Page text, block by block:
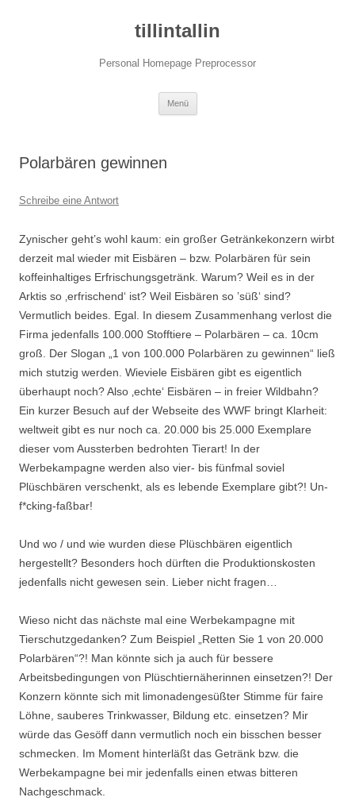
tillintallin
Personal Homepage Preprocessor
Menü
Polarbären gewinnen
Schreibe eine Antwort
Zynischer geht’s wohl kaum: ein großer Getränkekonzern wirbt
derzeit mal wieder mit Eisbären – bzw. Polarbären für sein
koffeinhaltiges Erfrischungsgetränk. Warum? Weil es in der
Arktis so ‚erfrischend‘ ist? Weil Eisbären so ’süß‘ sind?
Vermutlich beides. Egal. In diesem Zusammenhang verlost die
Firma jedenfalls 100.000 Stofftiere – Polarbären – ca. 10cm
groß. Der Slogan „1 von 100.000 Polarbären zu gewinnen“ ließ
mich stutzig werden. Wieviele Eisbären gibt es eigentlich
überhaupt noch? Also ‚echte‘ Eisbären – in freier Wildbahn?
Ein kurzer Besuch auf der Webseite des WWF bringt Klarheit:
weltweit gibt es nur noch ca. 20.000 bis 25.000 Exemplare
dieser vom Aussterben bedrohten Tierart! In der
Werbekampagne werden also vier- bis fünfmal soviel
Plüschbären verschenkt, als es lebende Exemplare gibt?! Un-
f*cking-faßbar!
Und wo / und wie wurden diese Plüschbären eigentlich
hergestellt? Besonders hoch dürften die Produktionskosten
jedenfalls nicht gewesen sein. Lieber nicht fragen…
Wieso nicht das nächste mal eine Werbekampagne mit
Tierschutzgedanken? Zum Beispiel „Retten Sie 1 von 20.000
Polarbären“?! Man könnte sich ja auch für bessere
Arbeitsbedingungen von Plüschtiernäherinnen einsetzen?! Der
Konzern könnte sich mit limonadengesüßter Stimme für faire
Löhne, sauberes Trinkwasser, Bildung etc. einsetzen? Mir
würde das Gesöff dann vermutlich noch ein bisschen besser
schmecken. Im Moment hinterläßt das Getränk bzw. die
Werbekampagne bei mir jedenfalls einen etwas bitteren
Nachgeschmack.